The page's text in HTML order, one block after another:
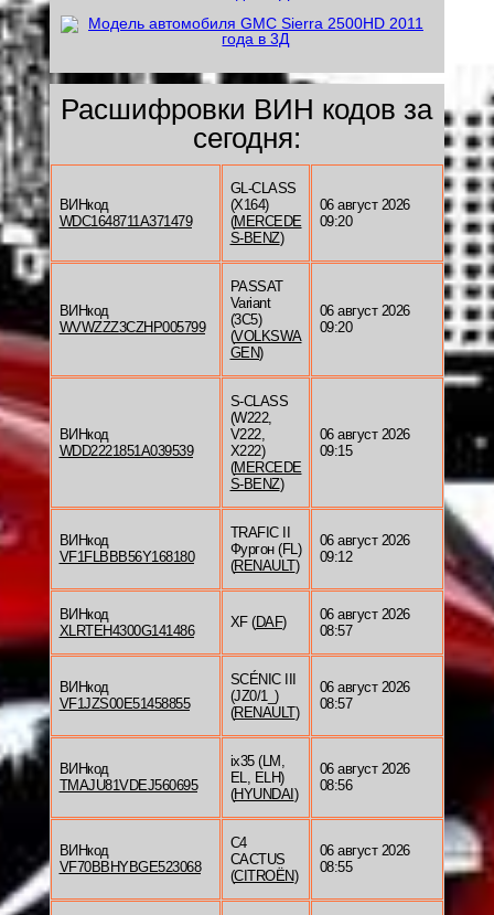
Расшифровки ВИН кодов за
сегодня:
ВИНкод
WDC1648711A371479
GL-CLASS
(X164)
(MERCEDE
S-BENZ)
06 август 2026
09:20
ВИНкод
WVWZZZ3CZHP005799
PASSAT
Variant
(3C5)
(VOLKSWA
GEN)
06 август 2026
09:20
ВИНкод
WDD2221851A039539
S-CLASS
(W222,
V222,
X222)
(MERCEDE
S-BENZ)
06 август 2026
09:15
ВИНкод
VF1FLBBB56Y168180
TRAFIC II
Фургон (FL)
(RENAULT)
06 август 2026
09:12
ВИНкод
XLRTEH4300G141486
XF (DAF)
06 август 2026
08:57
ВИНкод
VF1JZS00E51458855
SCÉNIC III
(JZ0/1_)
(RENAULT)
06 август 2026
08:57
ВИНкод
TMAJU81VDEJ560695
ix35 (LM,
EL, ELH)
(HYUNDAI )
06 август 2026
08:56
ВИНкод
VF70BBHYBGE523068
C4
CACTUS
(CITROËN)
06 август 2026
08:55